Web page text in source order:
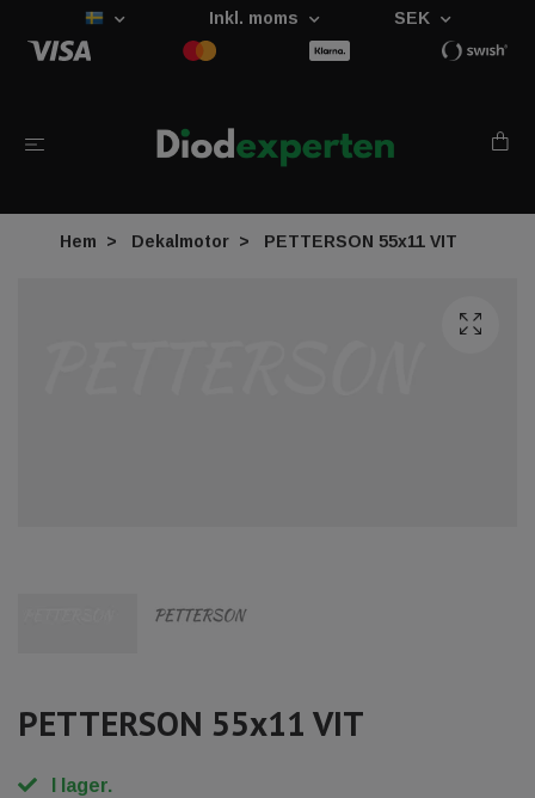
Inkl. moms SEK
Hem Dekalmotor PETTERSON 55x11 VIT
PETTERSON 55x11 VIT
I lager.